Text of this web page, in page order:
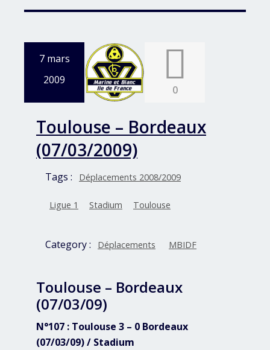
7 mars
2009
0
Toulouse – Bordeaux
(07/03/2009)
Tags : Déplacements 2008/2009
Ligue 1 Stadium Toulouse
Category : Déplacements MBIDF
Toulouse – Bordeaux
(07/03/09)
N°107 : Toulouse 3 – 0 Bordeaux
(07/03/09) / Stadium